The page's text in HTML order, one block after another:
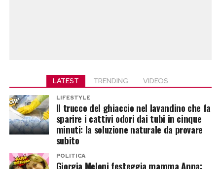
LATEST TRENDING VIDEOS
LIFESTYLE
Il trucco del ghiaccio nel lavandino che fa
sparire i cattivi odori dai tubi in cinque
minuti: la soluzione naturale da provare
subito
POLITICA
Giorgia Meloni festeggia mamma Anna: